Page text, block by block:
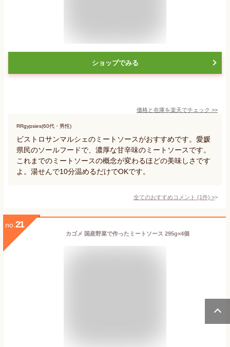
ショップでみる
価格と在庫を楽天でチェック >>
RRgypsies(60代・男性)
ビストロサンマルシェのミートソースがおすすめです。愛媛
県民のソールフードで、濃厚な甘辛味のミートソースです。
これまでのミートソースの概念が変わるほどの美味しさです
よ。湯せんで10分温めるだけでOKです。
全てのおすすめコメント (1件) >
no. 21
カゴメ 国産野菜で作ったミートソース 295g×4個